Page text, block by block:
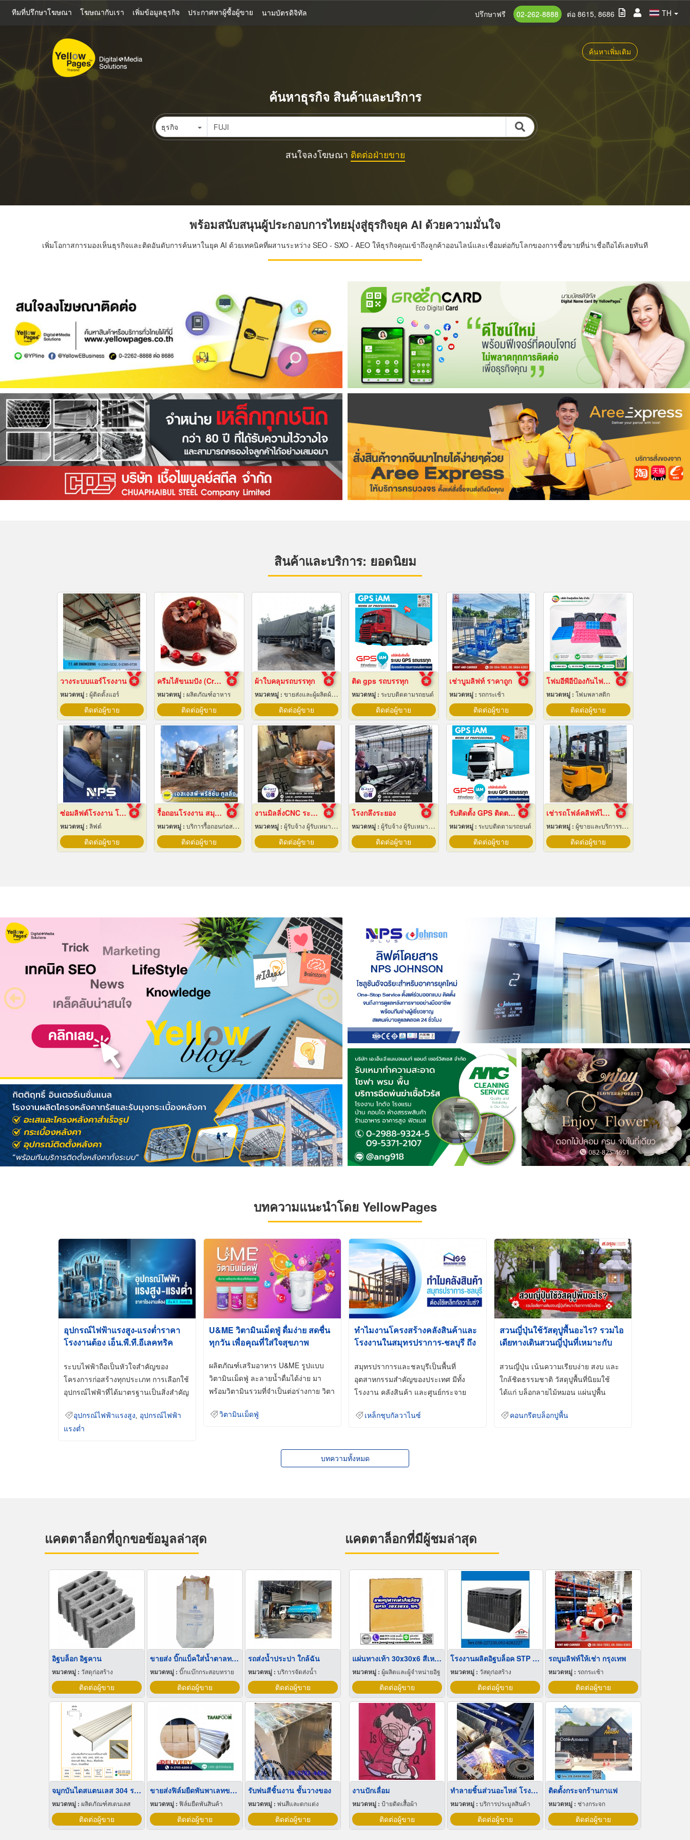
หลัก
ทีมที่ปรึกษาโฆษณา โฆษณากับเรา เพิ่มข้อมูลธุรกิจ ประกาศหาผู้ซื้อผู้ขาย นามบัตรดิจิทัล TH
ปรึกษาฟรี 02-262-8888 ต่อ 8615, 8686
ค้นหาเพิ่มเติม
ค้นหาธุรกิจ สินค้าและบริการ
ธุรกิจ
สนใจลงโฆษณา ติดต่อฝ่ายขาย
พร้อมสนับสนุนผู้ประกอบการไทยมุ่งสู่ธุรกิจยุค AI ด้วยความมั่นใจ
เพิ่มโอกาสการมองเห็นธุรกิจและติดอันดับการค้นหาในยุค AI ด้วยเทคนิคที่ผสานระหว่าง SEO - SXO - AEO ให้ธุรกิจคุณเข้าถึงลูกค้าออนไลน์และเชื่อมต่อกับโลกของการซื้อขายที่น่าเชื่อถือได้เลยทันที
สินค้าและบริการ: ยอดนิยม
วางระบบแอร์โรงงาน
หมวดหมู่ : ผู้ติดตั้งแอร์
ติดต่อผู้ขาย
ครีมไส้ขนมปัง (Cream fillings for bread)
หมวดหมู่ : ผลิตภัณฑ์อาหาร
ติดต่อผู้ขาย
ผ้าใบคลุมรถบรรทุก
หมวดหมู่ : ขายส่งและผู้ผลิตผ้าใบ
ติดต่อผู้ขาย
ติด gps รถบรรทุก
หมวดหมู่ : ระบบติดตามรถยนต์
ติดต่อผู้ขาย
เช่าบูมลิฟท์ ราคาถูก
หมวดหมู่ : รถกระเช้า
ติดต่อผู้ขาย
โฟมอีพีอีป้องกันไฟฟ้าสถิต
หมวดหมู่ : โฟมพลาสติก
ติดต่อผู้ขาย
ซ่อมลิฟต์โรงงาน โกดัง
หมวดหมู่ : ลิฟต์
ติดต่อผู้ขาย
รื้อถอนโรงงาน สมุทรปราการ
หมวดหมู่ : บริการรื้อถอนก่อสร้าง
ติดต่อผู้ขาย
งานมิลลิ่งCNC ระยอง
หมวดหมู่ : ผู้รับจ้าง ผู้รับเหมากลึง
ติดต่อผู้ขาย
โรงกลึงระยอง
หมวดหมู่ : ผู้รับจ้าง ผู้รับเหมากลึง
ติดต่อผู้ขาย
รับติดตั้ง GPS ติดตามรถบรรทุก
หมวดหมู่ : ระบบติดตามรถยนต์
ติดต่อผู้ขาย
เช่ารถโฟล์คลิฟท์ไฟฟ้า สมุทรปราการ
หมวดหมู่ : ผู้ขายและบริการรถยก
ติดต่อผู้ขาย
บทความแนะนำโดย YellowPages
อุปกรณ์ไฟฟ้าแรงสูง-แรงต่ำราคา
โรงงานต้อง เอ็น.พี.ที.อีเลคทริค
ระบบไฟฟ้าถือเป็นหัวใจสำคัญของ
โครงการก่อสร้างทุกประเภท การเลือกใช้
อุปกรณ์ไฟฟ้าที่ได้มาตรฐานเป็นสิ่งสำคัญ
อุปกรณ์ไฟฟ้าแรงสูง
อุปกรณ์ไฟฟ้า
แรงต่ำ
U&ME วิตามินเม็ดฟู่ ดื่มง่าย สดชื่น
ทุกวัน เพื่อคุณที่ใส่ใจสุขภาพ
ผลิตภัณฑ์เสริมอาหาร U&ME รูปแบบ
วิตามินเม็ดฟู่ ละลายน้ำดื่มได้ง่าย มา
พร้อมวิตามินรวมที่จำเป็นต่อร่างกาย วิตา
วิตามินเม็ดฟู่
ทำไมงานโครงสร้างคลังสินค้าและ
โรงงานในสมุทรปราการ-ชลบุรี ถึง
Galvanized)
สมุทรปราการและชลบุรีเป็นพื้นที่
อุตสาหกรรมสำคัญของประเทศ มีทั้ง
โรงงาน คลังสินค้า และศูนย์กระจาย
เหล็กชุบกัลวาไนซ์
สวนญี่ปุ่นใช้วัสดุปูพื้นอะไร? รวมไอ
เดียทางเดินสวนญี่ปุ่นที่เหมาะกับ
สวนญี่ปุ่น เน้นความเรียบง่าย สงบ และ
ใกล้ชิดธรรมชาติ วัสดุปูพื้นที่นิยมใช้
ได้แก่ บล็อกลายไม้หมอน แผ่นปูพื้น
คอนกรีตบล็อกปูพื้น
บทความทั้งหมด
แคตตาล็อกที่ถูกขอข้อมูลล่าสุด
อิฐบล็อก อิฐคาน
หมวดหมู่ : วัสดุก่อสร้าง
ติดต่อผู้ขาย
ขายส่ง บิ๊กแบ็คใส่น้ำตาลทราย สมุทรปราการ
หมวดหมู่ : บิ๊กแบ๊กกระสอบทราย
ติดต่อผู้ขาย
รถส่งน้ำประปา ใกล้ฉัน
หมวดหมู่ :บริการจัดส่งน้ำ
ติดต่อผู้ขาย
จมูกบันไดสแตนเลส 304 ราคาโรงงาน
หมวดหมู่ : ผลิตภัณฑ์สเตนเลส
ติดต่อผู้ขาย
ขายส่งฟิล์มยืดพันพาเลทขนาดพันด้วยมือ Hand wrap
หมวดหมู่ : ฟิล์มยืดพันสินค้า
ติดต่อผู้ขาย
รับพ่นสีชิ้นงาน ชั้นวางของ
หมวดหมู่ :พ่นสีและตกแต่ง
ติดต่อผู้ขาย
แคตตาล็อกที่มีผู้ชมล่าสุด
แผ่นทางเท้า 30x30x6 สีเหลือง
หมวดหมู่ : ผู้ผลิตและผู้จำหน่ายอิฐ
ติดต่อผู้ขาย
โรงงานผลิตอิฐบล็อค STP พัทยา บ่อวิน ระยอง
หมวดหมู่ : วัสดุก่อสร้าง
ติดต่อผู้ขาย
รถบูมลิฟท์ให้เช่า กรุงเทพ
หมวดหมู่ : รถกระเช้า
ติดต่อผู้ขาย
งานปักเลื่อม
หมวดหมู่ : ป้ายติดเสื้อผ้า
ติดต่อผู้ขาย
ทำลายชิ้นส่วนอะไหล่ โรงงานอยุธยา
หมวดหมู่ : บริการประมูลสินค้า
ติดต่อผู้ขาย
ติดตั้งกระจกร้านกาแฟ
หมวดหมู่ : ช่างกระจก
ติดต่อผู้ขาย